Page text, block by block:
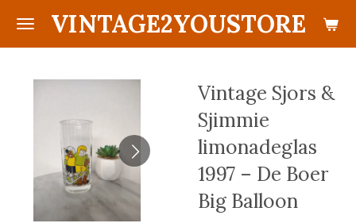
Ga
VINTAGE2YOUSTORE
Vintage Sjors &
Sjimmie
limonadeglas
1997 – De Boer
Big Balloon